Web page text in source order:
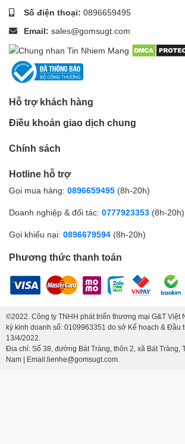
Ngoài ra,Lọ hoa dáng vò vẽ cam
nhiều màu sắc khác nhau, từ màu trắng đơn
đa dạng, giúp bạn dễ dàng lựa chọn sản
không gian trang trí của mình.
Số điện thoại: 0896659495
Email: sales@gomsugt.com
Hỗ trợ khách hàng
Điều khoản giao dịch chung
Chính sách
Hotline hỗ trợ
Gọi mua hàng: 0896659495 (8h-20h)
Doanh nghiệp & đối tác: 0777923353 (8h-20h)
Gọi khiếu nại: 0896679594 (8h-20h)
Phương thức thanh toán
©2022. Công ty TNHH phát triển thương mại G&T Việt
ký kinh doanh số: 0109963351 do sở Kế hoạch & Đầu
13/4/2022.
Địa chỉ: Số 38, đường Bát Tràng, thôn 2, xã Bát Tràng,
Nam | Email:lienhe@gomsugt.com.